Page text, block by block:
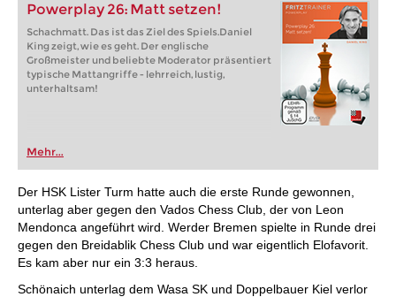
Powerplay 26: Matt setzen!
Schachmatt. Das ist das Ziel des Spiels.Daniel
King zeigt, wie es geht. Der englische
Großmeister und beliebte Moderator präsentiert
typische Mattangriffe - lehrreich, lustig,
unterhaltsam!
Mehr...
Der HSK Lister Turm hatte auch die erste Runde gewonnen,
unterlag aber gegen den Vados Chess Club, der von Leon
Mendonca angeführt wird. Werder Bremen spielte in Runde drei
gegen den Breidablik Chess Club und war eigentlich Elofavorit.
Es kam aber nur ein 3:3 heraus.
Schönaich unterlag dem Wasa SK und Doppelbauer Kiel verlor